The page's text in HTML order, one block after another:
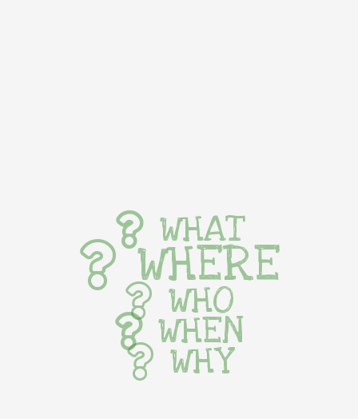
WHAT
WHERE
WHO
WHEN
WHY